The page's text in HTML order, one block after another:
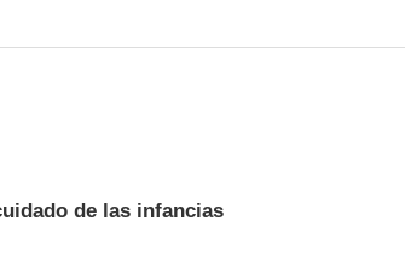
de las infancias